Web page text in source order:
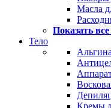
Масла
Показать
Тело